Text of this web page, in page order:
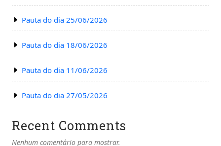
Pauta do dia 25/06/2026
Pauta do dia 18/06/2026
Pauta do dia 11/06/2026
Pauta do dia 27/05/2026
Recent Comments
Nenhum comentário para mostrar.